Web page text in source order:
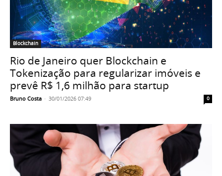
Blockchain
Rio de Janeiro quer Blockchain e
Tokenização para regularizar imóveis e
prevê R$ 1,6 milhão para startup
Bruno Costa - 30/01/2026 07:49 0